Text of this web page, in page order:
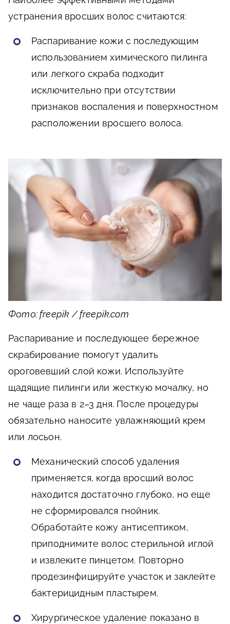
устранения вросших волос считаются:
Распаривание кожи с последующим
использованием химического пилинга
или легкого скраба подходит
исключительно при отсутствии
признаков воспаления и поверхностном
расположении вросшего волоса.
Фото: freepik / freepik.com
Распаривание и последующее бережное
скрабирование помогут удалить
ороговевший слой кожи. Используйте
щадящие пилинги или жесткую мочалку, но
не чаще раза в 2–3 дня. После процедуры
обязательно наносите увлажняющий крем
или лосьон.
Механический способ удаления
применяется, когда вросший волос
находится достаточно глубоко, но еще
не сформировался гнойник.
Обработайте кожу антисептиком,
приподнимите волос стерильной иглой
и извлеките пинцетом. Повторно
продезинфицируйте участок и заклейте
бактерицидным пластырем.
Хирургическое удаление показано в